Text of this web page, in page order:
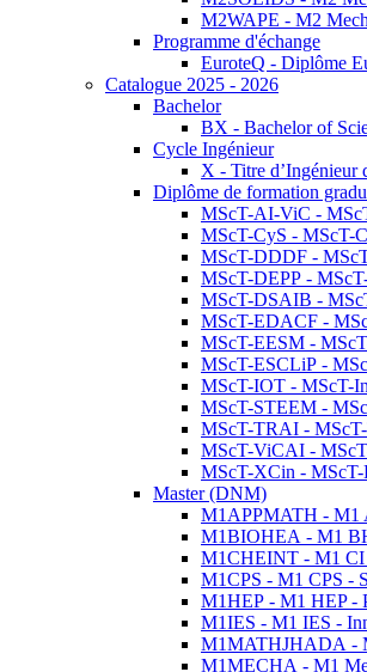
M2WAPE - M2
Programme d'échange
EuroteQ - Diplôme
Catalogue 2025 - 2026
Bachelor
BX - Bachelor of
Cycle Ingénieur
X - Titre d’Ingénieur
Diplôme de formation
MScT-AI-ViC -
MScT-CyS - MScT-
MScT-DDDF -
MScT-DEPP -
MScT-DSAIB -
MScT-EDACF -
MScT-EESM -
MScT-ESCLiP -
MScT-IOT - MScT-
MScT-STEEM -
MScT-TRAI -
MScT-ViCAI -
MScT-XCin - MScT-
Master (DNM)
M1APPMATH - M1
M1BIOHEA - M1
M1CHEINT - M1 CI
M1CPS - M1 CPS -
M1HEP - M1 HEP -
M1IES - M1 IES -
M1MATHJHADA -
M1MECHA - M1